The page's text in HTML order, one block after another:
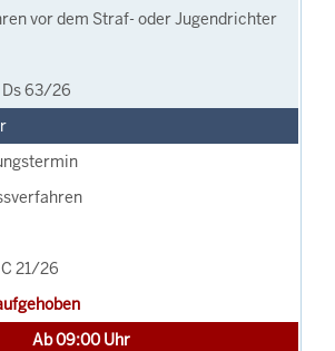
vor dem Straf- oder Jugendrichter
63/26
21/26
Ab 09:00 Uhr